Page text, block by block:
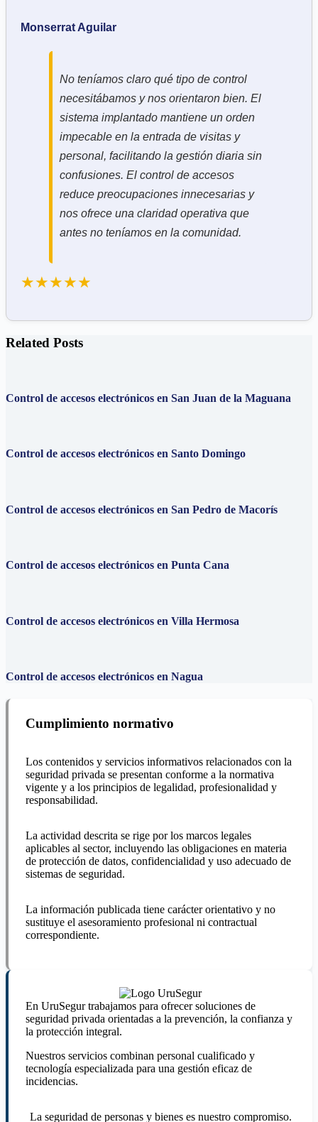
Monserrat Aguilar
No teníamos claro qué tipo de control
necesitábamos y nos orientaron bien. El
sistema implantado mantiene un orden
impecable en la entrada de visitas y
personal, facilitando la gestión diaria sin
confusiones. El control de accesos
reduce preocupaciones innecesarias y
nos ofrece una claridad operativa que
antes no teníamos en la comunidad.
★★★★★
Related Posts
Control de accesos electrónicos en San Juan de la Maguana
Control de accesos electrónicos en Santo Domingo
Control de accesos electrónicos en San Pedro de Macorís
Control de accesos electrónicos en Punta Cana
Control de accesos electrónicos en Villa Hermosa
Control de accesos electrónicos en Nagua
Cumplimiento normativo
Los contenidos y servicios informativos relacionados con la
seguridad privada se presentan conforme a la normativa
vigente y a los principios de legalidad, profesionalidad y
responsabilidad.
La actividad descrita se rige por los marcos legales
aplicables al sector, incluyendo las obligaciones en materia
de protección de datos, confidencialidad y uso adecuado de
sistemas de seguridad.
La información publicada tiene carácter orientativo y no
sustituye el asesoramiento profesional ni contractual
correspondiente.
En UruSegur trabajamos para ofrecer soluciones de
seguridad privada orientadas a la prevención, la confianza y
la protección integral.
Nuestros servicios combinan personal cualificado y
tecnología especializada para una gestión eficaz de
incidencias.
La seguridad de personas y bienes es nuestro compromiso.